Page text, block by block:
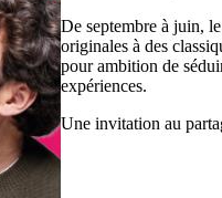
De septembre à juin,
originales à des
pour ambition de
expériences.
Une invitation au